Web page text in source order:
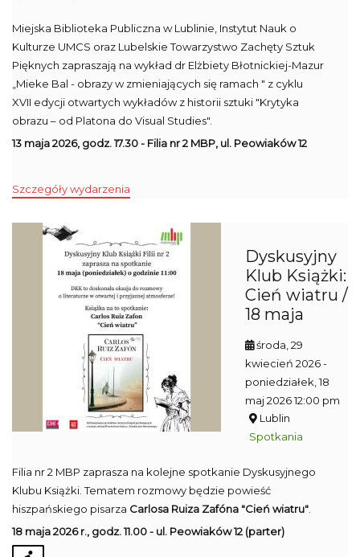
Miejska Biblioteka Publiczna w Lublinie, Instytut Nauk o
Kulturze UMCS oraz Lubelskie Towarzystwo Zachęty Sztuk
Pięknych zapraszają na wykład dr Elżbiety Błotnickiej-Mazur
„Mieke Bal - obrazy w zmieniających się ramach " z cyklu
XVII edycji otwartych wykładów z historii sztuki "Krytyka
obrazu – od Platona do Visual Studies".
13 maja 2026, godz. 17.30 - Filia nr 2 MBP, ul. Peowiaków 12
Szczegóły wydarzenia
Dyskusyjny
Klub Książki:
Cień wiatru /
18 maja
środa, 29
kwiecień 2026-
poniedziałek, 18
maj 2026 12:00 pm
Lublin
Spotkania
Filia nr 2 MBP zaprasza na kolejne spotkanie Dyskusyjnego
Klubu Książki. Tematem rozmowy będzie powieść
hiszpańskiego pisarza Carlosa Ruiza Zafóna "Cień wiatru"
18 maja 2026 r., godz. 11.00 - ul. Peowiaków 12 (parter)